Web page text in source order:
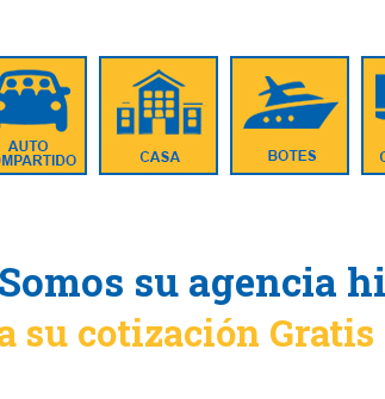
Somos su agencia
su cotización